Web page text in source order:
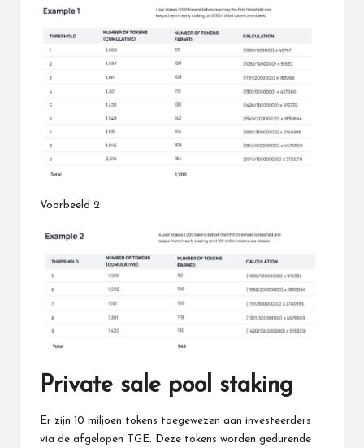
Voorbeeld 2
Private sale pool staking
Er zijn 10 miljoen tokens toegewezen aan investeerders
via de afgelopen TGE. Deze tokens worden gedurende